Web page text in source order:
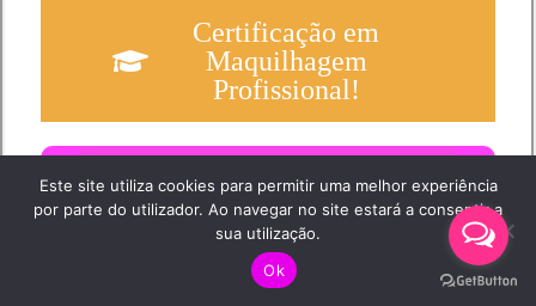
Certificação em
Maquilhagem
Profissional!
Segue-me no Instagram!
Este site utiliza cookies para permitir uma melhor experiência
por parte do utilizador. Ao navegar no site estará a consentir a
sua utilização.
Ok